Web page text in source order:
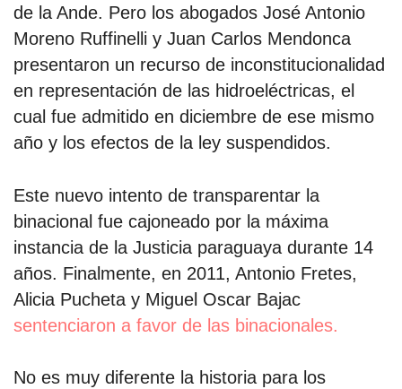
de la Ande. Pero los abogados José Antonio
Moreno Ruffinelli y Juan Carlos Mendonca
presentaron un recurso de inconstitucionalidad
en representación de las hidroeléctricas, el
cual fue admitido en diciembre de ese mismo
año y los efectos de la ley suspendidos.
Este nuevo intento de transparentar la
binacional fue cajoneado por la máxima
instancia de la Justicia paraguaya durante 14
años. Finalmente, en 2011, Antonio Fretes,
Alicia Pucheta y Miguel Oscar Bajac
sentenciaron a favor de las binacionales.
No es muy diferente la historia para los